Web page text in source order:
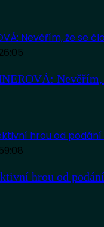
59:08
hrou od